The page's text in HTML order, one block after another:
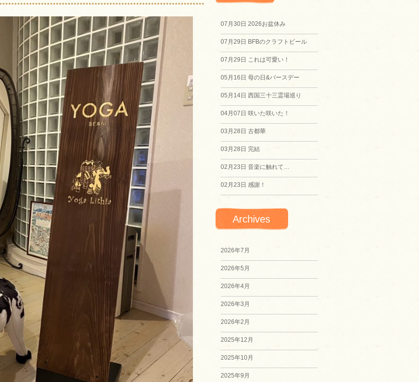
07月30日 2026お盆休み
07月29日 BFBのクラフトビール
07月29日 これは可愛い！
05月16日 母の日&バースデー
05月14日 西国三十三霊場巡り
04月07日 咲いた咲いた！
03月28日 古都華
03月28日 完結
02月23日 音楽に触れて…
02月23日 感謝！
Archives
2026年7月
2026年5月
2026年4月
2026年3月
2026年2月
2025年12月
2025年10月
2025年9月